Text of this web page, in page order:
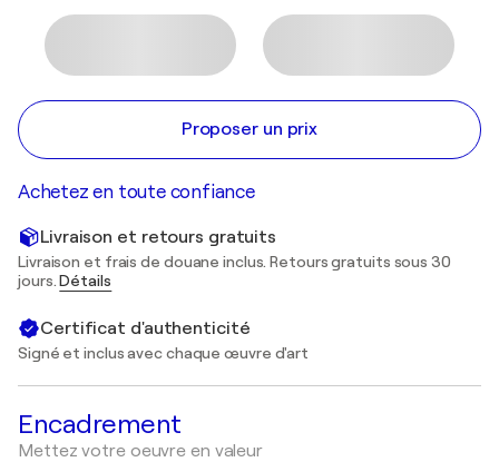
Proposer un prix
Achetez en toute confiance
Livraison et retours gratuits
Livraison et frais de douane inclus. Retours gratuits sous 30
jours.Détails
Certificat d'authenticité
Signé et inclus avec chaque œuvre d'art
Encadrement
Mettez votre oeuvre en valeur